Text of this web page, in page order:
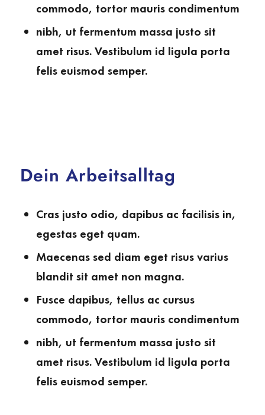
commodo, tortor mauris condimentum
nibh, ut fermentum massa justo sit
amet risus. Vestibulum id ligula porta
felis euismod semper.
Dein Arbeitsalltag
Cras justo odio, dapibus ac facilisis in,
egestas eget quam.
Maecenas sed diam eget risus varius
blandit sit amet non magna.
Fusce dapibus, tellus ac cursus
commodo, tortor mauris condimentum
nibh, ut fermentum massa justo sit
amet risus. Vestibulum id ligula porta
felis euismod semper.